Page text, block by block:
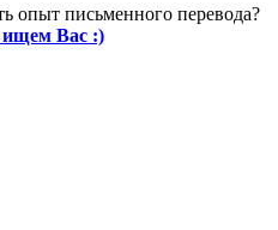
опыт письменного перевода?
Вас :)